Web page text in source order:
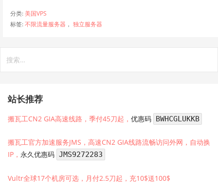
分类:美国VPS
标签:不限流量服务器 ， 独立服务器
索：
站长推荐
搬瓦工CN2 GIA高速线路，季付45刀起， 优惠码 BWHCGLUKKB
搬瓦工官方加速服务JMS，高速CN2 GIA线路流畅访问外网，自动换
IP， 永久优惠码 JMS9272283
Vultr全球17个机房可选，月付2.5刀起，充10$送100$